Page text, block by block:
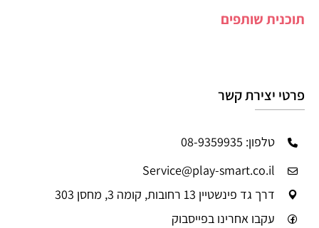
תוכנית שותפים
פרטי יצירת קשר
טלפון: 08-9359935
Service@play-smart.co.il
דרך גד פינשטיין 13 רחובות, קומה 3, מחסן 303
עקבו אחרינו בפייסבוק